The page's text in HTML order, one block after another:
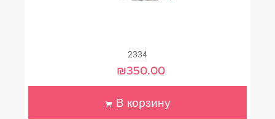
2334
₪350.00
В корзину